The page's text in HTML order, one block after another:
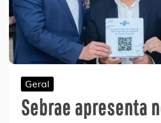
Geral
Sebrae apresenta